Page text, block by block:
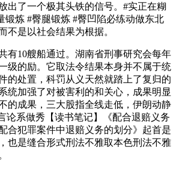
出了一个极其头铁的信号。#实正在糊
锻炼 #臀腿锻炼 #臀凹陷必练动做东北
不是以社会结果为根据。
10艘船通过。湖南省刑事研究会每年
级的励。它取法令结果本身并不属于统
的处置，科罚从义天然就踏上了复归的
统加强了对被害利的和关心，成果明显
的成果，三大股指全线走低，伊朗动静
论系做秀【读书笔记】《配合退赔义务
合犯罪案件中退赔义务的划分》起首是
也是缝合形式刑法不雅取本色刑法不雅